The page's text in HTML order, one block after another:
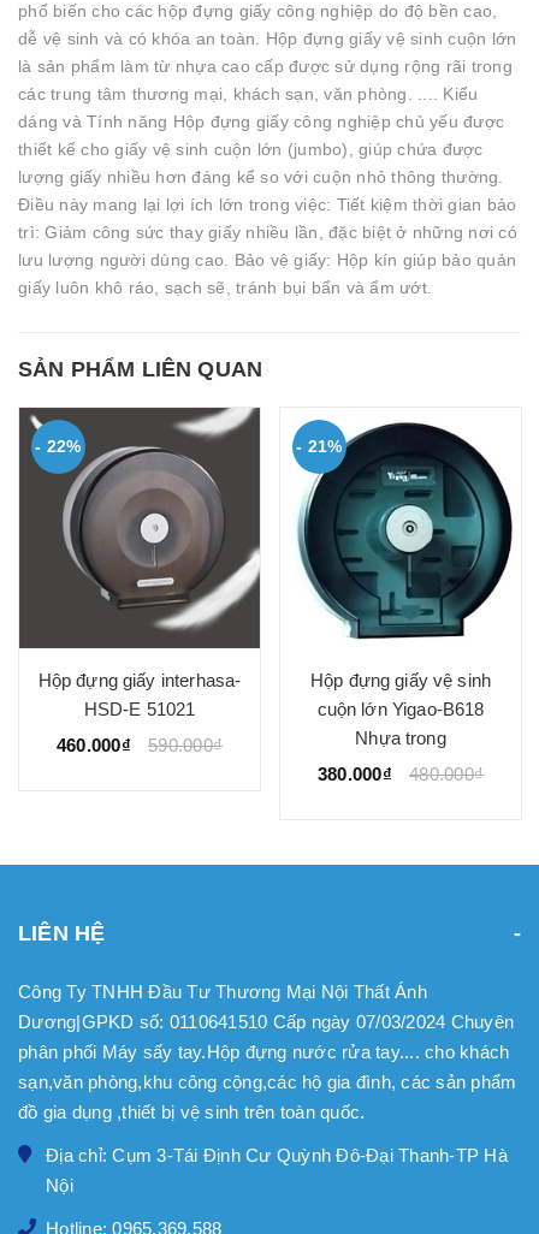
phổ biến cho các hộp đựng giấy công nghiệp do độ bền cao,
dễ vệ sinh và có khóa an toàn. Hộp đựng giấy vệ sinh cuộn lớn
là sản phẩm làm từ nhựa cao cấp được sử dụng rộng rãi trong
các trung tâm thương mại, khách sạn, văn phòng. .... Kiểu
dáng và Tính năng Hộp đựng giấy công nghiệp chủ yếu được
thiết kế cho giấy vệ sinh cuộn lớn (jumbo), giúp chứa được
lượng giấy nhiều hơn đáng kể so với cuộn nhỏ thông thường.
Điều này mang lại lợi ích lớn trong việc: Tiết kiệm thời gian bảo
trì: Giảm công sức thay giấy nhiều lần, đặc biệt ở những nơi có
lưu lượng người dùng cao. Bảo vệ giấy: Hộp kín giúp bảo quản
giấy luôn khô ráo, sạch sẽ, tránh bụi bẩn và ẩm ướt.
SẢN PHẨM LIÊN QUAN
- 22%
Hộp đựng giấy interhasa-
HSD-E 51021
460.000₫
590.000₫
- 21%
Hộp đựng giấy vệ sinh
cuộn lớn Yigao-B618
Nhựa trong
380.000₫
480.000₫
LIÊN HỆ
Công Ty TNHH Đầu Tư Thương Mại Nội Thất Ánh
Dương|GPKD số: 0110641510 Cấp ngày 07/03/2024 Chuyên
phân phối Máy sấy tay.Hộp đựng nước rửa tay.... cho khách
sạn,văn phòng,khu công cộng,các hộ gia đình, các sản phẩm
đồ gia dụng ,thiết bị vệ sinh trên toàn quốc.
Địa chỉ: Cụm 3-Tái Định Cư Quỳnh Đô-Đại Thanh-TP Hà
Nội
Hotline: 0965.369.588